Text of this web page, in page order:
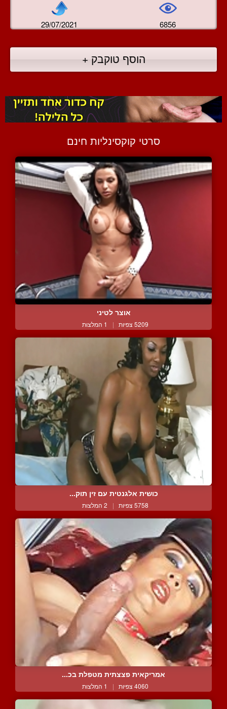
29/07/2021 6856
הוסף טוקבק +
סרטי קוקסינליות חינם
אוצר לטיני
5209 צפיות | 1 המלצות
כושית אלגנטית עם זין תוק...
5758 צפיות | 2 המלצות
אמריקאית פצצתית מטפלת בכ...
4060 צפיות | 1 המלצות